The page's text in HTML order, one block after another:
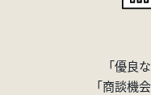
「優良
「商談機